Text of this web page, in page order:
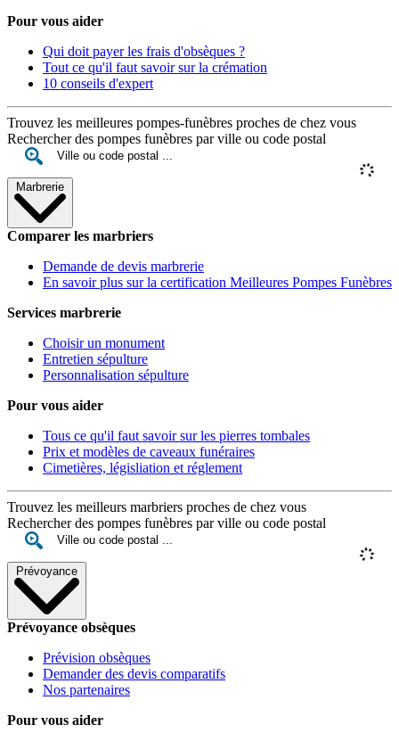
Pour vous aider
Qui doit payer les frais d'obsèques ?
Tout ce qu'il faut savoir sur la crémation
10 conseils d'expert
Trouvez les meilleures pompes-funèbres proches de chez vous
Rechercher des pompes funèbres par ville ou code postal
Marbrerie
Comparer les marbriers
Demande de devis marbrerie
En savoir plus sur la certification Meilleures Pompes Funèbres
Services marbrerie
Choisir un monument
Entretien sépulture
Personnalisation sépulture
Pour vous aider
Tous ce qu'il faut savoir sur les pierres tombales
Prix et modèles de caveaux funéraires
Cimetières, législiation et réglement
Trouvez les meilleurs marbriers proches de chez vous
Rechercher des pompes funèbres par ville ou code postal
Prévoyance
Prévoyance obsèques
Prévision obsèques
Demander des devis comparatifs
Nos partenaires
Pour vous aider